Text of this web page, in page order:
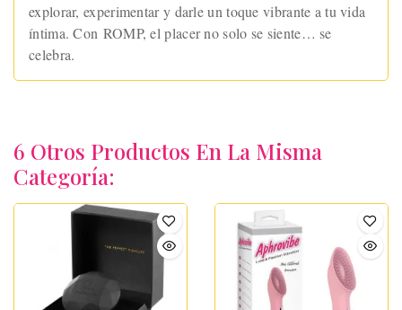
explorar, experimentar y darle un toque vibrante a tu vida
íntima. Con ROMP, el placer no solo se siente… se
celebra.
6 Otros Productos En La Misma
Categoría: